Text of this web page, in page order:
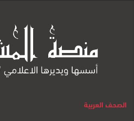
الصحف العربية